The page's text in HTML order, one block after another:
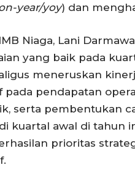
year/yoy) dan
Niaga, Lani
yang baik pada
meneruskan
pendapatan
serta pembentukan
kuartal awal di tahun
prioritas